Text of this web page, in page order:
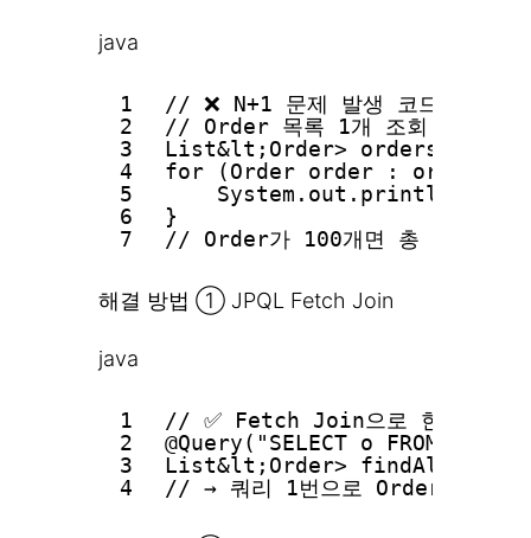
java
1
2
3
4
5
6
7
// ❌ N+1 문제 발생 코드
// Order 목록 1개 조회 + 각
List&lt;Order> orders =
for (Order order : orders) {
}
// Order가 100개면 총 101번
해결 방법 ① JPQL Fetch Join
java
1
2
3
4
// ✅ Fetch Join으로 한 번에
@Query("SELECT o FROM
List&lt;Order>
// → 쿼리 1번으로 Order +